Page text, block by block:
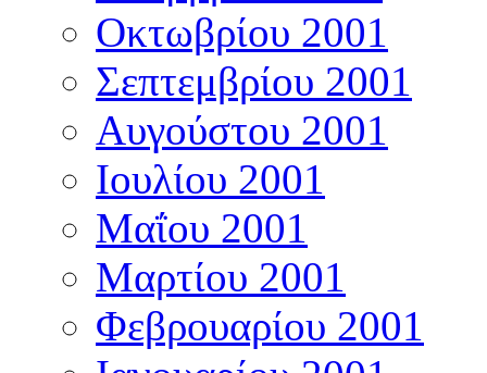
Οκτωβρίου 2001
Σεπτεμβρίου 2001
Αυγούστου 2001
Ιουλίου 2001
Μαΐου 2001
Μαρτίου 2001
Φεβρουαρίου 2001